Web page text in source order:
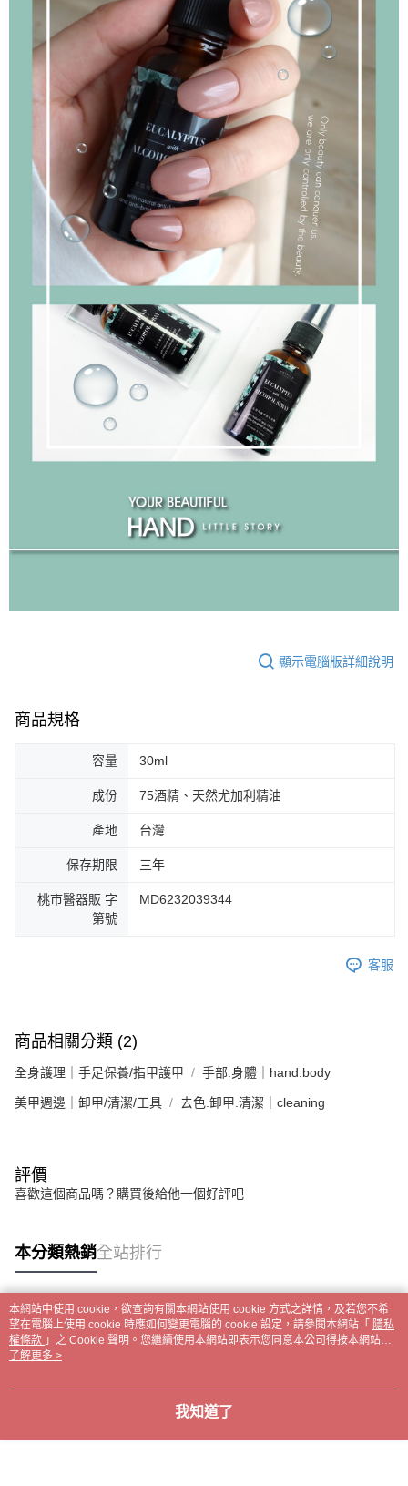
顯示電腦版詳細說明
商品規格
容量 30ml
成份 75酒精、天然尤加利精油
產地 台灣
保存期限 三年
桃市醫器販 字
第號
MD6232039344
客服
商品相關分類 (2)
全身護理｜手足保養/指甲護甲 手部.身體｜hand.body
美甲週邊｜卸甲/清潔/工具 去色.卸甲.清潔｜cleaning
評價
喜歡這個商品嗎？購買後給他一個好評吧
本分類熱銷全站排行
熱門標籤
本網站中使用 cookie，欲查詢有關本網站使用 cookie 方式之詳情，及若您不希
望在電腦上使用 cookie 時應如何變更電腦的 cookie 設定，請參閱本網站「 隱私
權條款 」之 Cookie 聲明。您繼續使用本網站即表示您同意本公司得按本網站使
用條款之 Cookie 聲明使用 cookie。
了解更多 >
我知道了